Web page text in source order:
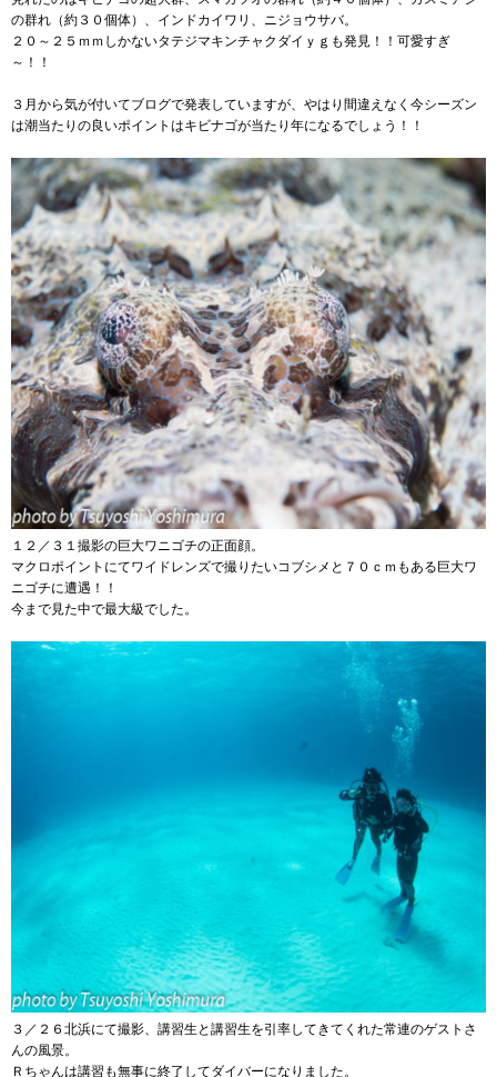
の群れ（約３０個体）、インドカイワリ、ニジョウサバ。
２０～２５ｍｍしかないタテジマキンチャクダイｙｇも発見！！可愛すぎ
～！！
３月から気が付いてブログで発表していますが、やはり間違えなく今シーズン
は潮当たりの良いポイントはキビナゴが当たり年になるでしょう！！
１２／３１撮影の巨大ワニゴチの正面顔。
マクロポイントにてワイドレンズで撮りたいコブシメと７０ｃｍもある巨大ワ
ニゴチに遭遇！！
今まで見た中で最大級でした。
３／２６北浜にて撮影、講習生と講習生を引率してきてくれた常連のゲストさ
んの風景。
Ｒちゃんは講習も無事に終了してダイバーになりました。